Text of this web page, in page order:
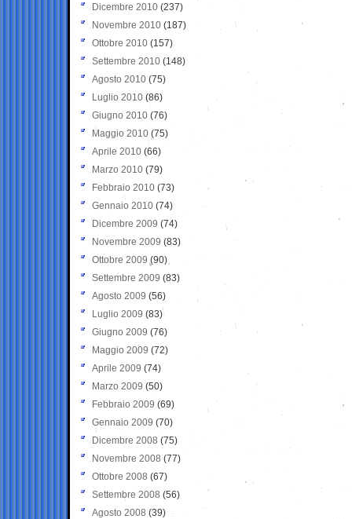
Dicembre 2010 (237)
Novembre 2010 (187)
Ottobre 2010 (157)
Settembre 2010 (148)
Agosto 2010 (75)
Luglio 2010 (86)
Giugno 2010 (76)
Maggio 2010 (75)
Aprile 2010 (66)
Marzo 2010 (79)
Febbraio 2010 (73)
Gennaio 2010 (74)
Dicembre 2009 (74)
Novembre 2009 (83)
Ottobre 2009 (90)
Settembre 2009 (83)
Agosto 2009 (56)
Luglio 2009 (83)
Giugno 2009 (76)
Maggio 2009 (72)
Aprile 2009 (74)
Marzo 2009 (50)
Febbraio 2009 (69)
Gennaio 2009 (70)
Dicembre 2008 (75)
Novembre 2008 (77)
Ottobre 2008 (67)
Settembre 2008 (56)
Agosto 2008 (39)